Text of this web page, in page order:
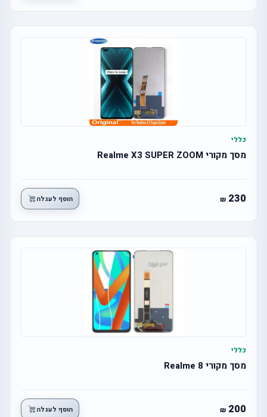
כללי
מסך מקורי Realme X3 SUPER ZOOM
230 הוסף לעגלה
כללי
מסך מקורי Realme 8
200 הוסף לעגלה